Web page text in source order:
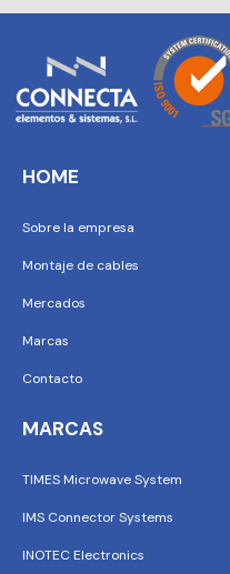
HOME
Sobre la empresa
Montaje de cables
Mercados
Marcas
Contacto
MARCAS
TIMES Microwave System
IMS Connector Systems
INOTEC Electronics